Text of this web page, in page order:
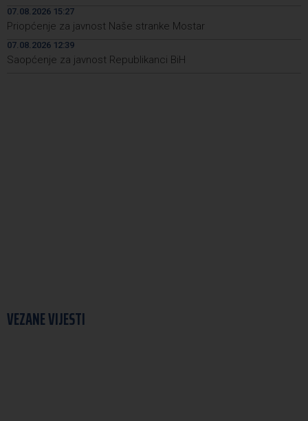
18:45
Ballian: Unjustified tree cutting is making Sarajevo
increasingly hot
18:40
U Sarajevu održani skokovi u vodu Bentbaša Cliff Diving
2026.
07.08.2026 15:27
Priopćenje za javnost Naše stranke Mostar
07.08.2026 12:39
Saopćenje za javnost Republikanci BiH
VEZANE VIJESTI